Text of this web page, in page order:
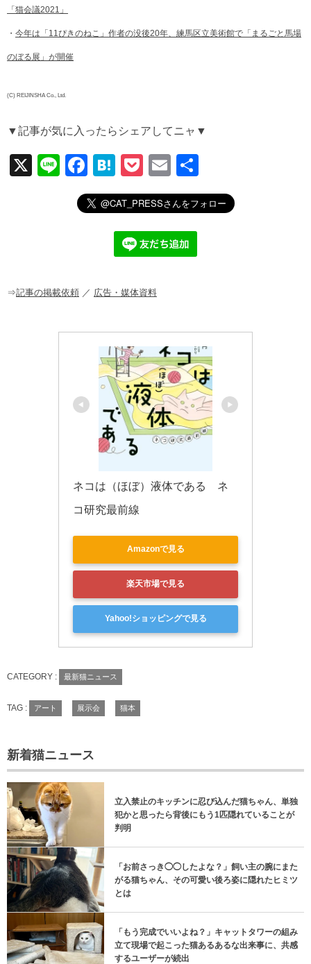
「猫会議2021」
・ 今年は「11ぴきのねこ」作者の没後20年、練馬区立美術館で「まるごと馬場
のぼる展」が開催
(C) REIJINSHA Co., Ltd.
▼記事が気に入ったらシェアしてニャ▼
X
Li
F
a
c
o
H
at
e
n
a
P
o
ck
et
E
m
ail
有
⇒記事の掲載依頼 ／ 広告・媒体資料
ネコは（ほぼ）液体である　ネ
コ研究最前線
Amazonで見る
楽天市場で見る
Yahoo!ショッピングで見る
CATEGORY : 最新猫ニュース
TAG : アート 展示会 猫本
新着猫ニュース
立入禁止のキッチンに忍び込んだ猫ちゃん、単独
犯かと思ったら背後にもう1匹隠れていることが
判明
「お前さっき◯◯したよな？」飼い主の腕にまた
がる猫ちゃん、その可愛い後ろ姿に隠れたヒミツ
とは
「もう完成でいいよね？」キャットタワーの組み
立て現場で起こった猫あるあるな出来事に、共感
するユーザーが続出